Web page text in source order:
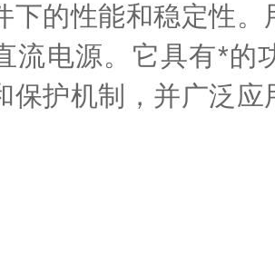
下的性能和稳定性
流电源。它具有*的
保护机制，并广泛